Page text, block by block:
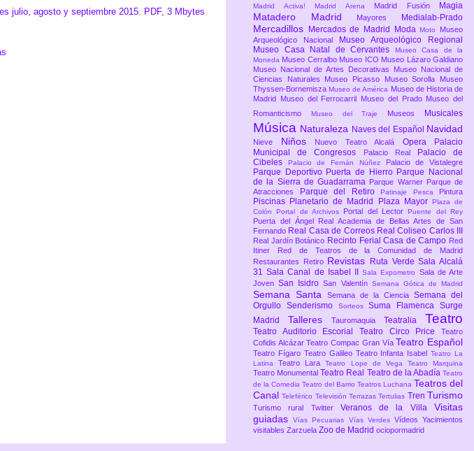
julio, agosto y septiembre 2015. PDF, 3 Mbytes Madrid Activa! Madrid Arena Madrid Fusión Magia
Matadero Madrid Mayores Medialab-Prado
Mercadillos Mercados de Madrid ModaMoto Museo
Arqueológico Nacional
Museo Arqueológico Regional
Museo Casa Natal de Cervantes
Museo Casa de la
Moneda Museo Cerralbo Museo ICO Museo Lázaro Galdiano
Museo Nacional de Artes Decorativas Museo Nacional de
Ciencias Naturales Museo Picasso Museo Sorolla Museo
Thyssen-BornemiszaMuseo de América Museo de Historia de
Madrid
Museo del Ferrocarril Museo del Prado Museo del
Romanticismo
Museo del Traje Museos Musicales
Música Naturaleza Naves del Español Navidad
Nieve Niños Nuevo Teatro Alcalá Opera
Palacio
Municipal de Congresos
Palacio Real
Palacio de
Cibeles
Palacio de Fernán Núñez Palacio de Vistalegre
Parque Deportivo Puerta de Hierro Parque Nacional
de la Sierra de Guadarrama Parque Warner Parque de
Atracciones
Parque del Retiro Patinaje Pesca Pintura
Piscinas Planetario de Madrid Plaza Mayor
Plaza de
Colón Portal de Archivos Portal del LectorPuente del Rey
Puerta del Ángel
Real Academia de Bellas Artes de San
Fernando Real Casa de Correos Real Coliseo Carlos III
Real Jardín Botánico Recinto Ferial Casa de Campo Red
Itiner
Red de Teatros de la Comunidad de Madrid
Restaurantes
Retiro Revistas Ruta VerdeSala Alcalá
31Sala Canal de Isabel IISala Expometro Sala de Arte
JovenSan IsidroSan Valentín Semana Gótica de Madrid
Semana Santa Semana de la Ciencia Semana del
Orgullo Senderismo SorteosSuma FlamencaSurge
Madrid Talleres Tauromaquia Teatralia Teatro
Teatro Auditorio Escorial Teatro Circo Price Teatro
Cofidis AlcázarTeatro Compac Gran Vía Teatro Español
Teatro Fígaro Teatro Galileo Teatro Infanta IsabelTeatro La
Latina Teatro LaraTeatro Lope de Vega Teatro Marquina
Teatro Monumental Teatro Real Teatro de la Abadía Teatro
de la Comedia Teatro del Barrio Teatros Luchana Teatros del
CanalTeleférico TelevisiónTerrazasTertulias Tren Turismo
Turismo rural Twitter Veranos de la VillaVisitas
guiadasVías Pecuarias Vías Verdes VídeosYacimientos
visitables Zarzuela Zoo de Madrid ociopormadrid